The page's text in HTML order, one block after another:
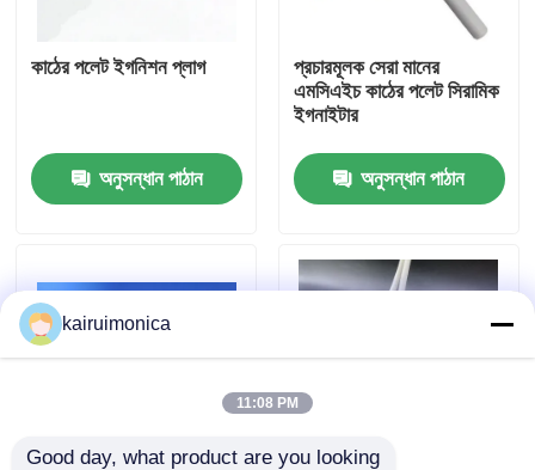
আমাদের সম্পর্কে
কারখানা ভ্রমণ
যোগাযোগ করুন
উদ্ধৃতির জন্য আবেদন
কাঠের পলেট ইগনিশন প্লাগ
অনুসন্ধান পাঠান
প্রচারমূলক সেরা মানের
এমসিএইচ কাঠের পলেট সিরামিক
ইগনাইটার
অনুসন্ধান পাঠান
kairuimonica
11:08 PM
Good day, what product are you looking